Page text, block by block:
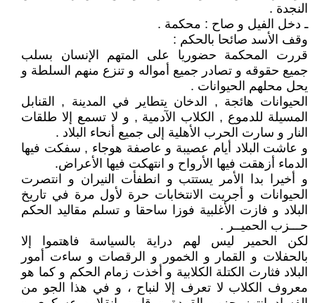
النجدة .
ـ دخل الفيل و صاح : محكمة .
وقف الأسد صائحا بالحكم :
قررت المحكمة حضوريا على المتهم الإنسان بسلب
جميع حقوقه و تصادر جميع أمواله و تنزع منهم السلطة و
يحل محلهم الحيوانات .
الحيوانات هائجة , الدخان يتطاير في المدينة , القنابل
المسيلة للدموع , الكلاب الآدمية , و لا تسمع إلا طلقات
النار و سارت الحرب الأهلية إلى جميع أنحاء البلاد .
و عاشت البلاد أيام عصيبة و عاصفة هوجاء , سفكت فيها
الدماء أزهقت فيها الأرواح و انتهكت فيها الأعراض.
و أخيرا بدا الأمر يستتب و انطفأت النيران و انتصرت
الحيوانات و أجريت الانتخابات حرة لأول مرة في تاريخ
البلاد و فازت الأغلبية فوزا ساحقا و تسلم مقاليد الحكم
حـــزب الحميــر .
لكن الحمير ليس لهم دراية بالسياسة فاهتموا إلا
بالحفلات و القمار و الخمور و الرقصات و ساءت أمور
البلاد فثارت الكتلة الكلابية و أخذت زمام الحكم و كما هو
معروف الكلاب لا تعرف إلا لنباح ، و في هذا الجو من